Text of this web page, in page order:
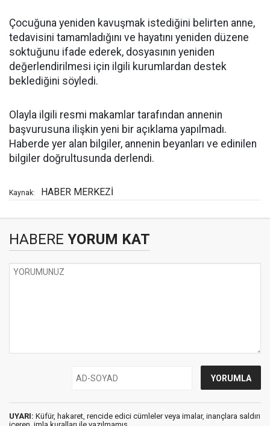
Çocuğuna yeniden kavuşmak istediğini belirten anne,
tedavisini tamamladığını ve hayatını yeniden düzene
soktuğunu ifade ederek, dosyasının yeniden
değerlendirilmesi için ilgili kurumlardan destek
beklediğini söyledi.
Olayla ilgili resmi makamlar tarafından annenin
başvurusuna ilişkin yeni bir açıklama yapılmadı.
Haberde yer alan bilgiler, annenin beyanları ve edinilen
bilgiler doğrultusunda derlendi.
Kaynak: HABER MERKEZİ
HABERE YORUM KAT
UYARI: Küfür, hakaret, rencide edici cümleler veya imalar, inançlara saldırı